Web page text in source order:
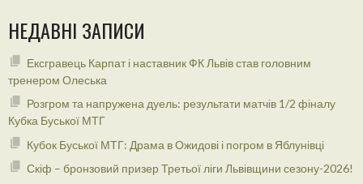
НЕДАВНІ ЗАПИСИ
Ексгравець Карпат і наставник ФК Львів став головним
тренером Олеська
Розгром та напружена дуель: результати матчів 1/2 фіналу
Кубка Буської МТГ
Кубок Буської МТГ: Драма в Ожидові і погром в Яблунівці
Скіф – бронзовий призер Третьої ліги Львівщини сезону-2026!